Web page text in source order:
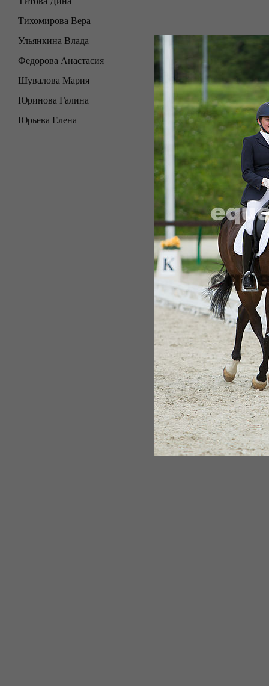
Тихомирова Вера
Ульянкина Влада
Федорова Анастасия
Шувалова Мария
Юринова Галина
Юрьева Елена